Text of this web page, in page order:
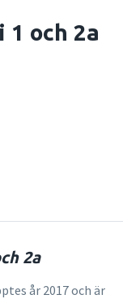
1 och 2a
2a
år 2017 och är